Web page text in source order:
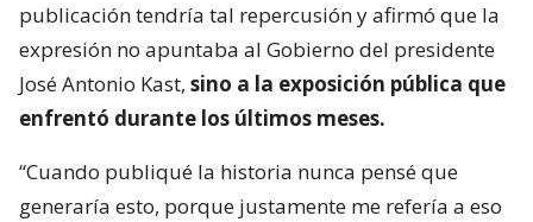
publicación tendría tal repercusión y afirmó que la
expresión no apuntaba al Gobierno del presidente
José Antonio Kast, sino a la exposición pública que
enfrentó durante los últimos meses.
“Cuando publiqué la historia nunca pensé que
generaría esto, porque justamente me refería a eso